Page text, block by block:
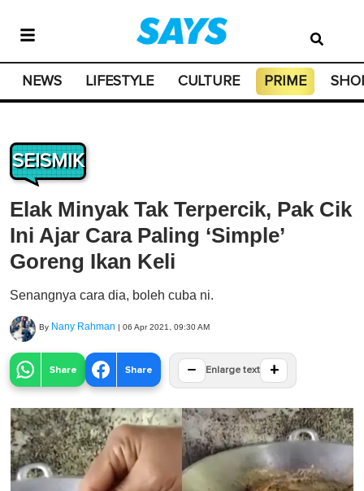
NEWS LIFESTYLE CULTURE PRIME
SEISMIK
Elak Minyak Tak Terpercik, Pak Cik
Ini Ajar Cara Paling ‘Simple’
Goreng Ikan Keli
Senangnya cara dia, boleh cuba ni.
By Nany Rahman | 06 Apr 2021, 09:30 AM
Share Share − Enlarge text +